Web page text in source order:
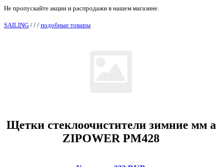
Не пропускайте акции и распродажи в нашем магазине.
SAILING / / / подобные товары
Щетки стеклоочистители зимние мм а
ZIPOWER PM428